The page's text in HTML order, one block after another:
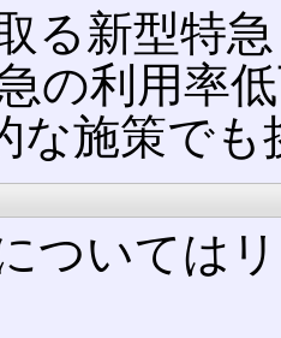
る新型特
の利用率
な施策で
ついては